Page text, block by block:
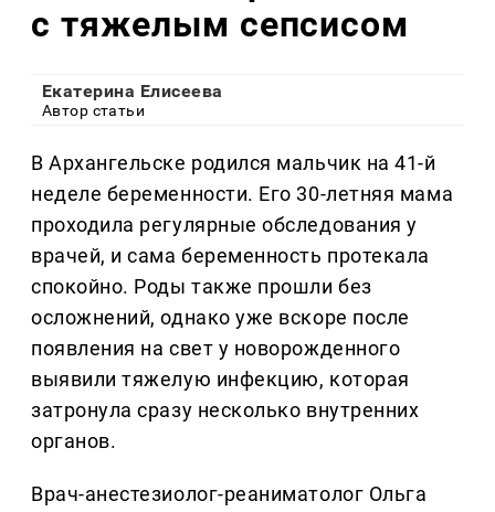
с тяжелым сепсисом
Екатерина Елисеева
Автор статьи
В Архангельске родился мальчик на 41-й
неделе беременности. Его 30-летняя мама
проходила регулярные обследования у
врачей, и сама беременность протекала
спокойно. Роды также прошли без
осложнений, однако уже вскоре после
появления на свет у новорожденного
выявили тяжелую инфекцию, которая
затронула сразу несколько внутренних
органов.
Врач-анестезиолог-реаниматолог Ольга